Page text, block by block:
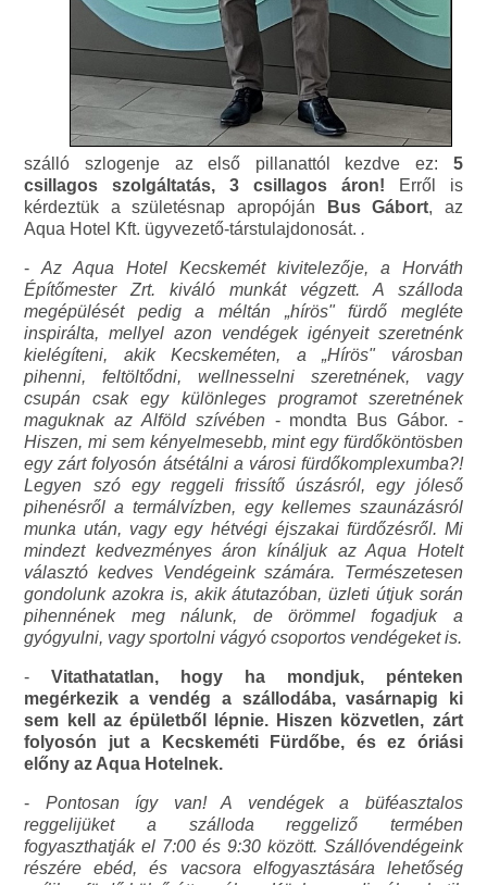
szálló szlogenje az első pillanattól kezdve ez: 5
csillagos szolgáltatás, 3 csillagos áron! Erről is
kérdeztük a születésnap apropóján
Bus Gábort, az
Aqua Hotel Kft. ügyvezető-társtulajdonosát. .
-Az Aqua Hotel Kecskemét kivitelezője, a Horváth
Építőmester Zrt. kiváló munkát végzett. A szálloda
megépülését pedig a méltán „hírös" fürdő megléte
inspirálta, mellyel azon vendégek igényeit szeretnénk
kielégíteni, akik Kecskeméten, a „Hírös" városban
pihenni, feltöltődni, wellnesselni szeretnének, vagy
csupán csak egy különleges programot szeretnének
maguknak az Alföld szívében- mondta Bus Gábor. -
Hiszen, mi sem kényelmesebb, mint egy fürdőköntösben
egy zárt folyosón átsétálni a városi fürdőkomplexumba?!
Legyen szó egy reggeli frissítő úszásról, egy jóleső
pihenésről a termálvízben, egy kellemes szaunázásról
munka után, vagy egy hétvégi éjszakai fürdőzésről. Mi
mindezt kedvezményes áron kínáljuk az Aqua Hotelt
választó kedves Vendégeink számára. Természetesen
gondolunk azokra is, akik átutazóban, üzleti útjuk során
pihennének meg nálunk, de örömmel fogadjuk a
gyógyulni, vagy sportolni vágyó csoportos vendégeket is.
-Vitathatatlan, hogy ha mondjuk, pénteken
megérkezik a vendég a szállodába, vasárnapig ki
sem kell az épületből lépnie. Hiszen közvetlen, zárt
folyosón jut a Kecskeméti Fürdőbe, és ez óriási
előny az Aqua Hotelnek.
- Pontosan így van! A vendégek a büféasztalos
reggelijüket a szálloda reggeliző termében
fogyaszthatják el 7:00 és 9:30 között. Szállóvendégeink
részére ebéd, és vacsora elfogyasztására lehetőség